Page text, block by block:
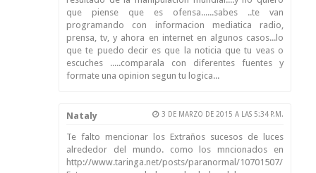
que piense que es ofensa......sabes ..te van
programando con informacion mediatica radio,
prensa, tv, y ahora en internet en algunos casos...lo
que te puedo decir es que la noticia que tu veas o
escuches .....comparala con diferentes fuentes y
formate una opinion segun tu logica...
Nataly 3 DE MARZO DE 2015 A LAS 5:34 P.M.
Te falto mencionar los Extraños sucesos de luces
alrededor del mundo. como los mncionados en
http://www.taringa.net/posts/paranormal/10701507/